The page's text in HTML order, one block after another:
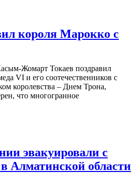
короля Марокко с
Жомарт Токаев поздравил
VI и его соотечественников с
королевства – Днем Трона,
что многогранное
эвакуировали с
Алматинской области